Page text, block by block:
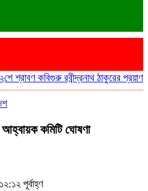
শ্রাবণ কবিগুরু রবীন্দ্রনাথ ঠাকুরের প্রয়াণ
আহ্বায়ক কমিটি ঘোষণা
পূর্বাহ্ণ